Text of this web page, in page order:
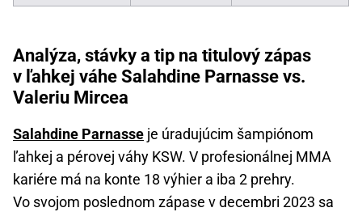
Analýza, stávky a tip na titulový zápas
v ľahkej váhe Salahdine Parnasse vs.
Valeriu Mircea
Salahdine Parnasse je úradujúcim šampiónom
ľahkej a pérovej váhy KSW. V profesionálnej MMA
kariére má na konte 18 výhier a iba 2 prehry.
Vo svojom poslednom zápase v decembri 2023 sa